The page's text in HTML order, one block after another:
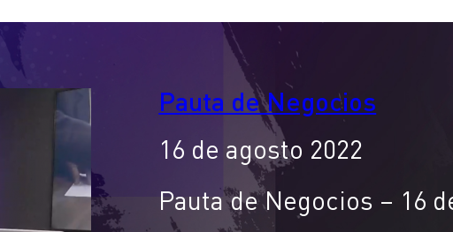
Pauta de Negocios
16 de agosto 2022
Pauta de Negocios – 16